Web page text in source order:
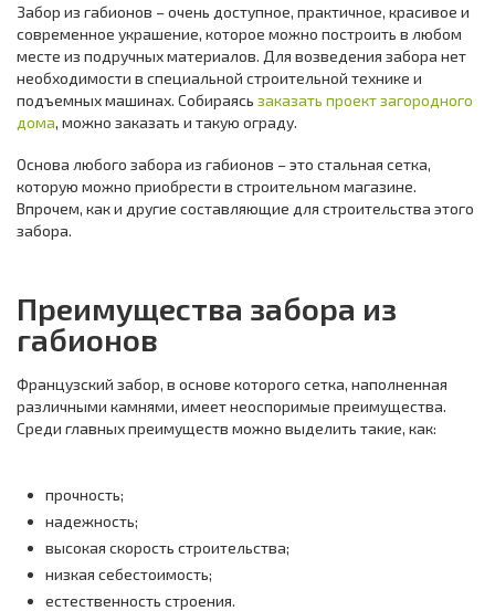
Забор из габионов – очень доступное, практичное, красивое и
современное украшение, которое можно построить в любом
месте из подручных материалов. Для возведения забора нет
необходимости в специальной строительной технике и
подъемных машинах. Собираясь заказать проект загородного
дома, можно заказать и такую ограду.
Основа любого забора из габионов – это стальная сетка,
которую можно приобрести в строительном магазине.
Впрочем, как и другие составляющие для строительства этого
забора.
Преимущества забора из
габионов
Французский забор, в основе которого сетка, наполненная
различными камнями, имеет неоспоримые преимущества.
Среди главных преимуществ можно выделить такие, как:
прочность;
надежность;
высокая скорость строительства;
низкая себестоимость;
естественность строения.